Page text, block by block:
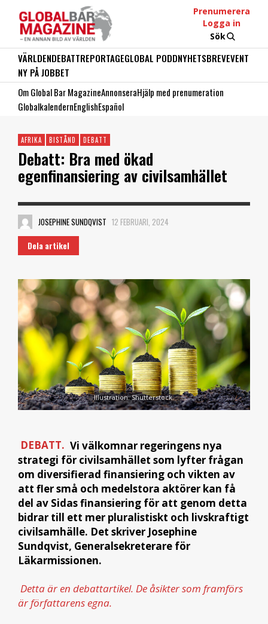
Prenumerera
Logga in
Sök
VÄRLDENDEBATTREPORTAGEGLOBAL PODDNYHETSBREVEVENT
NY PÅ JOBBET
Om Global Bar MagazineAnnonseraHjälp med prenumeration
GlobalkalendernEnglishEspañol
AFRIKA BISTÅND DEBATT
Debatt: Bra med ökad
egenfinansiering av civilsamhället
JOSEPHINE SUNDQVIST 12 FEBRUARI, 2024
Dela artikel
Illustration: Shutterstock.
DEBATT. Vi välkomnar regeringens nya
strategi för civilsamhället som lyfter frågan
om diversifierad finansiering och vikten av
att fler små och medelstora aktörer kan få
del av Sidas finansiering för att genom detta
bidrar till ett mer pluralistiskt och livskraftigt
civilsamhälle. Det skriver Josephine
Sundqvist, Generalsekreterare för
Läkarmissionen.
Detta är en debattartikel. De åsikter som framförs
är författarens egna.